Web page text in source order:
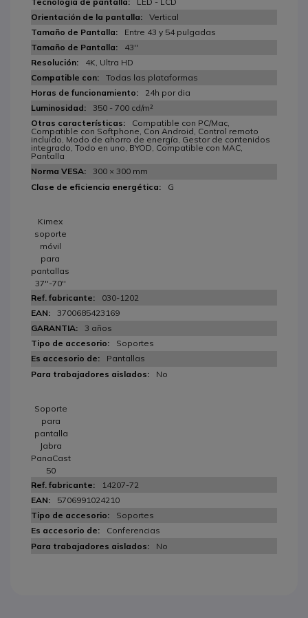
Vertical
Entre 43 y 54 pulgadas
43''
4K, Ultra HD
Todas las plataformas
24h por dia
350 - 700 cd/m²
Compatible con PC/Mac,
Compatible con Softphone, Con Android, Control remoto
incluído, Modo de ahorro de energía, Gestor de contenidos
integrado, Todo en uno, BYOD, Compatible con MAC,
Pantalla
300 × 300 mm
G
Kimex
soporte
móvil
para
pantallas
37''-70''
030-1202
3700685423169
3 años
Soportes
Pantallas
No
Soporte
para
pantalla
Jabra
PanaCast
50
14207-72
5706991024210
Soportes
Conferencias
No